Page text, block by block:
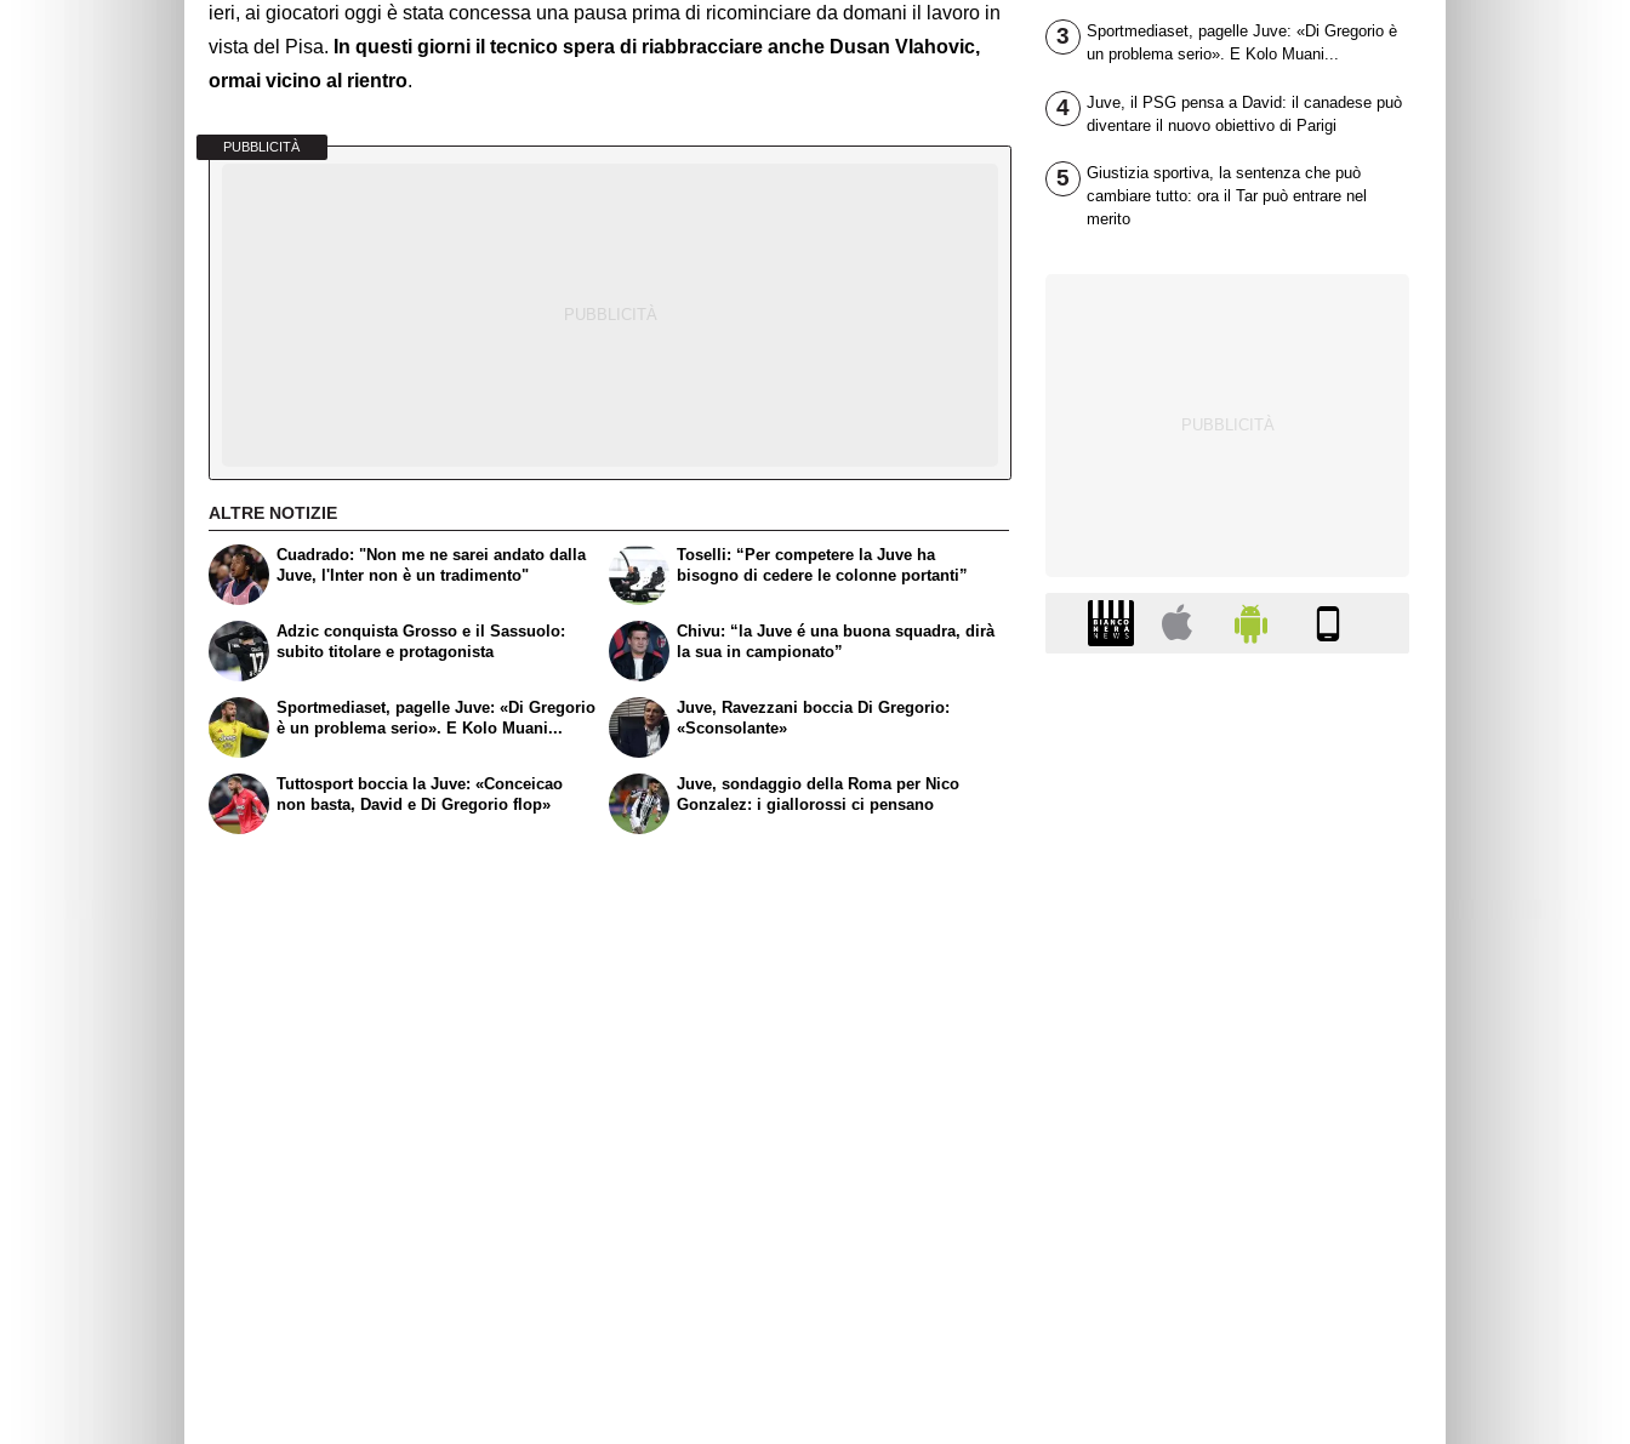
ieri, ai giocatori oggi è stata concessa una pausa prima di ricominciare da domani il lavoro in
vista del Pisa. In questi giorni il tecnico spera di riabbracciare anche Dusan Vlahovic,
ormai vicino al rientro.
PUBBLICITÀ
ALTRE NOTIZIE
Cuadrado: "Non me ne sarei andato dalla
Juve, l'Inter non è un tradimento"
Adzic conquista Grosso e il Sassuolo:
subito titolare e protagonista
Toselli: “Per competere la Juve ha
bisogno di cedere le colonne portanti”
Chivu: “la Juve é una buona squadra, dirà
la sua in campionato”
Sportmediaset, pagelle Juve: «Di Gregorio
è un problema serio». E Kolo Muani...
Tuttosport boccia la Juve: «Conceicao
non basta, David e Di Gregorio flop»
Juve, Ravezzani boccia Di Gregorio:
«Sconsolante»
Juve, sondaggio della Roma per Nico
Gonzalez: i giallorossi ci pensano
3
Sportmediaset, pagelle Juve: «Di Gregorio è
un problema serio». E Kolo Muani...
4
Juve, il PSG pensa a David: il canadese può
diventare il nuovo obiettivo di Parigi
5
Giustizia sportiva, la sentenza che può
cambiare tutto: ora il Tar può entrare nel
merito